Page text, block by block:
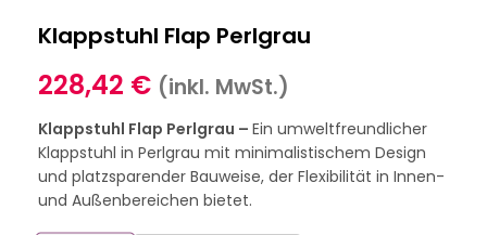
Klappstuhl Flap Perlgrau
228,42 € (inkl. MwSt.)
Klappstuhl Flap Perlgrau – Ein umweltfreundlicher
Klappstuhl in Perlgrau mit minimalistischem Design
und platzsparender Bauweise, der Flexibilität in Innen-
und Außenbereichen bietet.